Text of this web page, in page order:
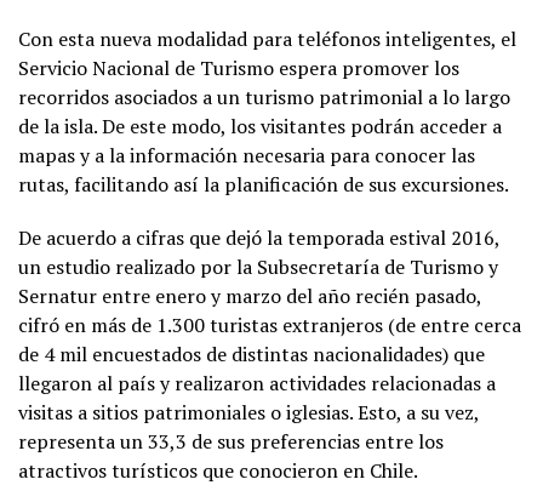
Con esta nueva modalidad para teléfonos inteligentes, el
Servicio Nacional de Turismo espera promover los
recorridos asociados a un turismo patrimonial a lo largo
de la isla. De este modo, los visitantes podrán acceder a
mapas y a la información necesaria para conocer las
rutas, facilitando así la planificación de sus excursiones.
De acuerdo a cifras que dejó la temporada estival 2016,
un estudio realizado por la Subsecretaría de Turismo y
Sernatur entre enero y marzo del año recién pasado,
cifró en más de 1.300 turistas extranjeros (de entre cerca
de 4 mil encuestados de distintas nacionalidades) que
llegaron al país y realizaron actividades relacionadas a
visitas a sitios patrimoniales o iglesias. Esto, a su vez,
representa un 33,3 de sus preferencias entre los
atractivos turísticos que conocieron en Chile.